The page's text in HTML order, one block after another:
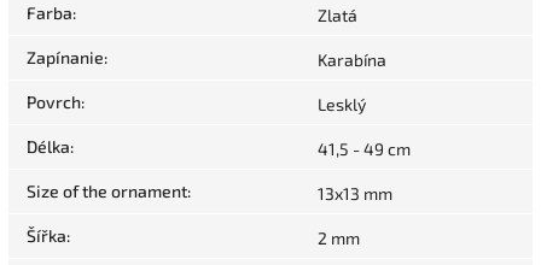
Farba: Zlatá
Zapínanie: Karabína
Povrch: Lesklý
Délka: 41,5 - 49 cm
Size of the ornament: 13x13 mm
Šířka: 2 mm